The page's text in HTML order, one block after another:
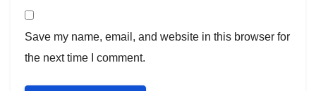
Save my name, email, and website in this browser for
the next time I comment.